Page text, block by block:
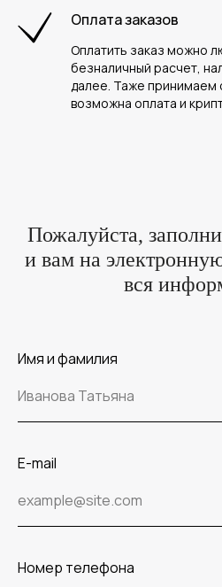
Оплата заказов
Оплатить заказ можно
безналичный расчет,
далее. Таже принимаем
возможна оплата и
Пожалуйста,
и вам на
вся
Имя и фамилия
E-mail
Номер телефона